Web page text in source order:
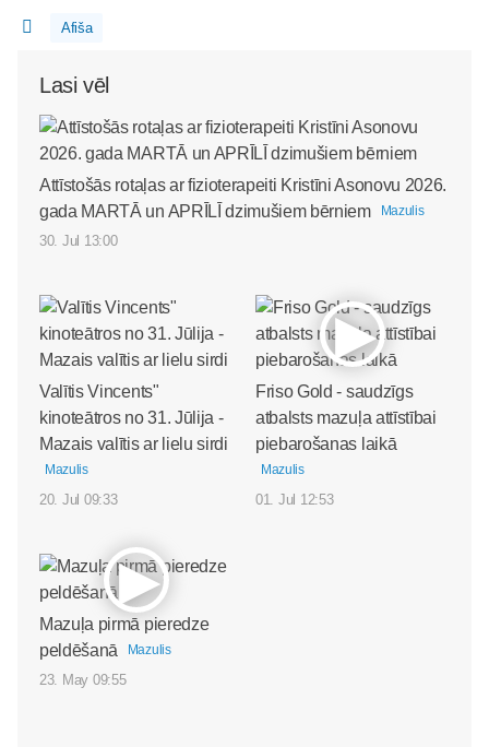
Afiša
Lasi vēl
Attīstošās rotaļas ar fizioterapeiti Kristīni Asonovu 2026.
gada MARTĀ un APRĪLĪ dzimušiem bērniem
Mazulis
30. Jul 13:00
Valītis Vincents"
kinoteātros no 31. Jūlija -
Mazais valītis ar lielu sirdi
Mazulis
20. Jul 09:33
Friso Gold - saudzīgs
atbalsts mazuļa attīstībai
piebarošanas laikā
Mazulis
01. Jul 12:53
Mazuļa pirmā pieredze
peldēšanā
Mazulis
23. May 09:55